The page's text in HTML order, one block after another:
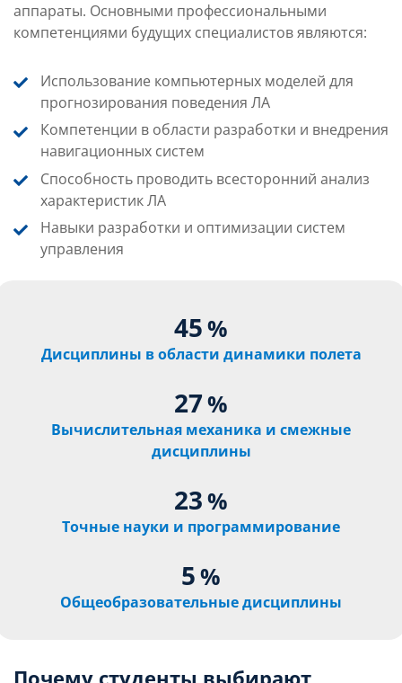
аппараты. Основными профессиональными
компетенциями будущих специалистов являются:
Использование компьютерных моделей для
прогнозирования поведения ЛА
Компетенции в области разработки и внедрения
навигационных систем
Способность проводить всесторонний анализ
характеристик ЛА
Навыки разработки и оптимизации систем
управления
45%
Дисциплины в области динамики полета
27%
Вычислительная механика и смежные
дисциплины
23%
Точные науки и программирование
5%
Общеобразовательные дисциплины